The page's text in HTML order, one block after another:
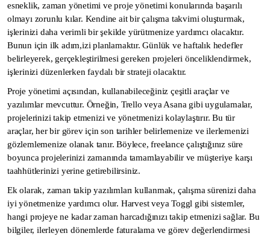
esneklik, zaman yönetimi ve proje yönetimi konularında başarılı
olmayı zorunlu kılar. Kendine ait bir çalışma takvimi oluşturmak,
işlerinizi daha verimli bir şekilde yürütmenize yardımcı olacaktır.
Bunun için ilk adım,izi planlamaktır. Günlük ve haftalık hedefler
belirleyerek, gerçekleştirilmesi gereken projeleri önceliklendirmek,
işlerinizi düzenlerken faydalı bir strateji olacaktır.
Proje yönetimi açısından, kullanabileceğiniz çeşitli araçlar ve
yazılımlar mevcuttur. Örneğin, Trello veya Asana gibi uygulamalar,
projelerinizi takip etmenizi ve yönetmenizi kolaylaştırır. Bu tür
araçlar, her bir görev için son tarihler belirlemenize ve ilerlemenizi
gözlemlemenize olanak tanır. Böylece, freelance çalıştığınız süre
boyunca projelerinizi zamanında tamamlayabilir ve müşteriye karşı
taahhütlerinizi yerine getirebilirsiniz.
Ek olarak, zaman takip yazılımları kullanmak, çalışma sürenizi daha
iyi yönetmenize yardımcı olur. Harvest veya Toggl gibi sistemler,
hangi projeye ne kadar zaman harcadığınızı takip etmenizi sağlar. Bu
bilgiler, ilerleyen dönemlerde faturalama ve görev değerlendirmesi